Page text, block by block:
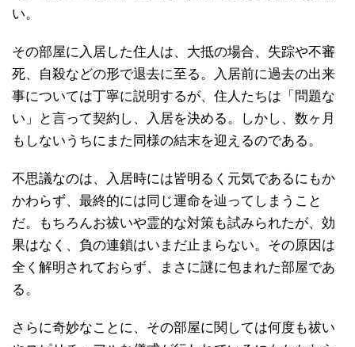
い。
その部屋に入居した住人は、大抵の場合、失踪や不審
死、自殺などの形で退去に至る。入居前に過去の出来
事については丁寧に説明するが、住人たちは「問題な
い」と言って契約し、入居を決める。しかし、数ヶ月
もしないうちにまた同様の結末を迎えるのである。
不思議なのは、入居時には皆明るく元気であるにもか
かわらず、最終的には同じ運命を辿ってしまうこと
だ。もちろんお祓いや霊的な対策も試みられたが、効
果はなく、負の連鎖はいまだ止まらない。その原因は
全く解明されておらず、まさに謎に包まれた部屋であ
る。
さらに奇妙なことに、その部屋に関しては何度も祓い